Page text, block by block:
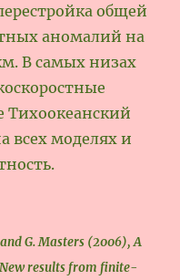
общей
аномалий на
В самых низах
всех моделях и
G. Masters (2006), A
results from finite-